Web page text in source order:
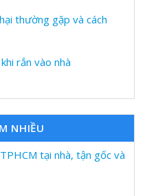
thường gặp và cách
rắn vào nhà
NHIỀU
tại nhà, tận gốc và